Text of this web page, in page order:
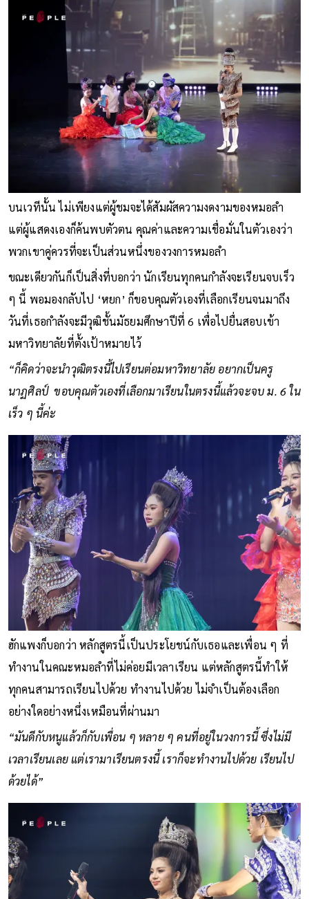
บนเวทีนั้น ไม่เพียงแต่ผู้ชมจะได้สัมผัสความงดงามของหมอลำ
แต่ผู้แสดงเองก็ค้นพบตัวตน คุณค่าและความเชื่อมั่นในตัวเองว่า
พวกเขาคู่ควรที่จะเป็นส่วนหนึ่งของวงการหมอลำ
ขณะเดียวกันก็เป็นสิ่งที่บอกว่า นักเรียนทุกคนกำลังจะเรียนจบเร็ว
ๆ นี้ พอมองกลับไป ‘หยก’ ก็ขอบคุณตัวเองที่เลือกเรียนจนมาถึง
วันที่เธอกำลังจะมีวุฒิชั้นมัธยมศึกษาปีที่ 6 เพื่อไปยื่นสอบเข้า
มหาวิทยาลัยที่ตั้งเป้าหมายไว้
“ก็คิดว่าจะนำวุฒิตรงนี้ไปเรียนต่อมหาวิทยาลัย อยากเป็นครู
นาฏศิลป์ ขอบคุณตัวเองที่เลือกมาเรียนในตรงนี้แล้วจะจบ ม. 6 ใน
เร็ว ๆ นี้ค่ะ
ฮักแพงก็บอกว่า หลักสูตรนี้เป็นประโยชน์กับเธอและเพื่อน ๆ ที่
ทำงานในคณะหมอลำที่ไม่ค่อยมีเวลาเรียน แต่หลักสูตรนี้ทำให้
ทุกคนสามารถเรียนไปด้วย ทำงานไปด้วย ไม่จำเป็นต้องเลือก
อย่างใดอย่างหนึ่งเหมือนที่ผ่านมา
“มันดีกับหนูแล้วก็กับเพื่อน ๆ หลาย ๆ คนที่อยู่ในวงการนี้ ซึ่งไม่มี
เวลาเรียนเลย แต่เรามาเรียนตรงนี้ เราก็จะทำงานไปด้วย เรียนไป
ด้วยได้”